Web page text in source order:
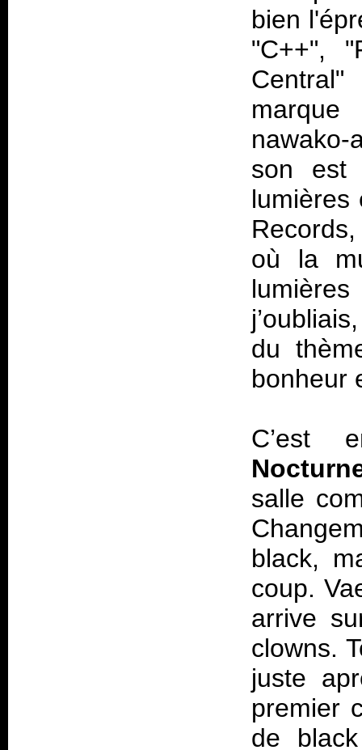
bien
"C++",
son est
où la
du
bonheur
C’est
salle
black,
coup.
arrive
clowns.
juste
premier
de